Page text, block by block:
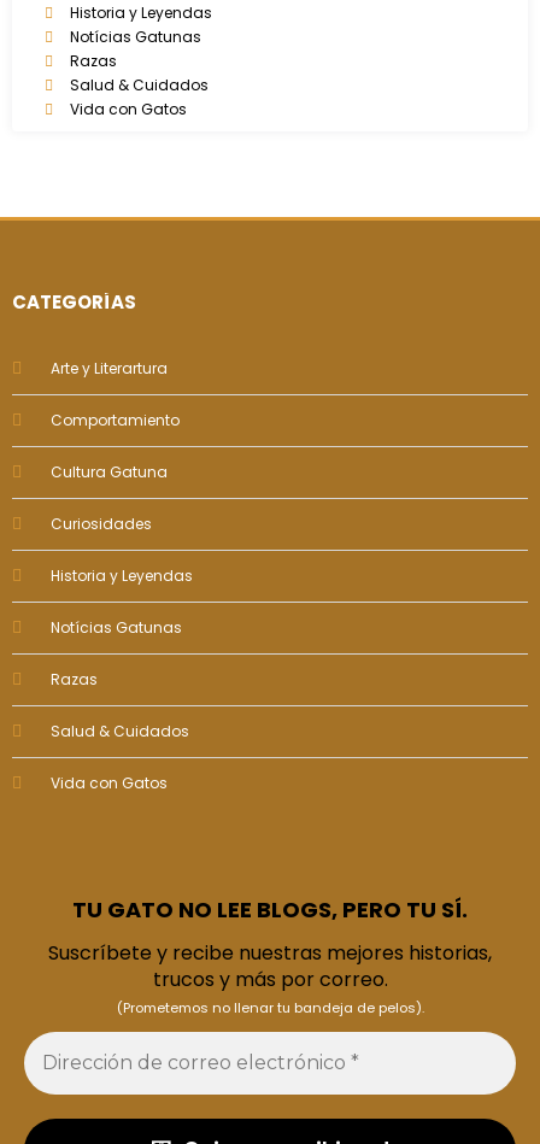
Historia y Leyendas
Notícias Gatunas
Razas
Salud & Cuidados
Vida con Gatos
CATEGORÍAS
Arte y Literartura
Comportamiento
Cultura Gatuna
Curiosidades
Historia y Leyendas
Notícias Gatunas
Razas
Salud & Cuidados
Vida con Gatos
TU GATO NO LEE BLOGS, PERO TU SÍ.
Suscríbete y recibe nuestras mejores historias,
trucos y más por correo.
(Prometemos no llenar tu bandeja de pelos).